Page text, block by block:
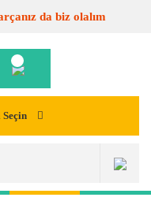
da biz olalım